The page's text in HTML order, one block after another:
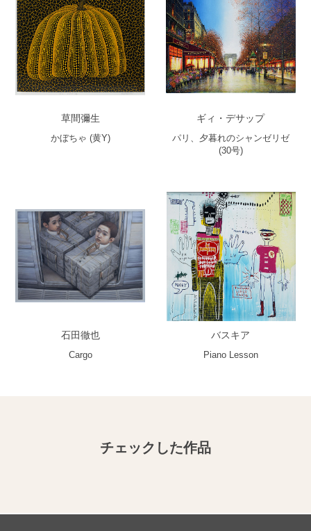
草間彌生
かぼちゃ (黄Y)
ギィ・デサップ
パリ、夕暮れのシャンゼリゼ
(30号)
石田徹也
Cargo
バスキア
Piano Lesson
チェックした作品